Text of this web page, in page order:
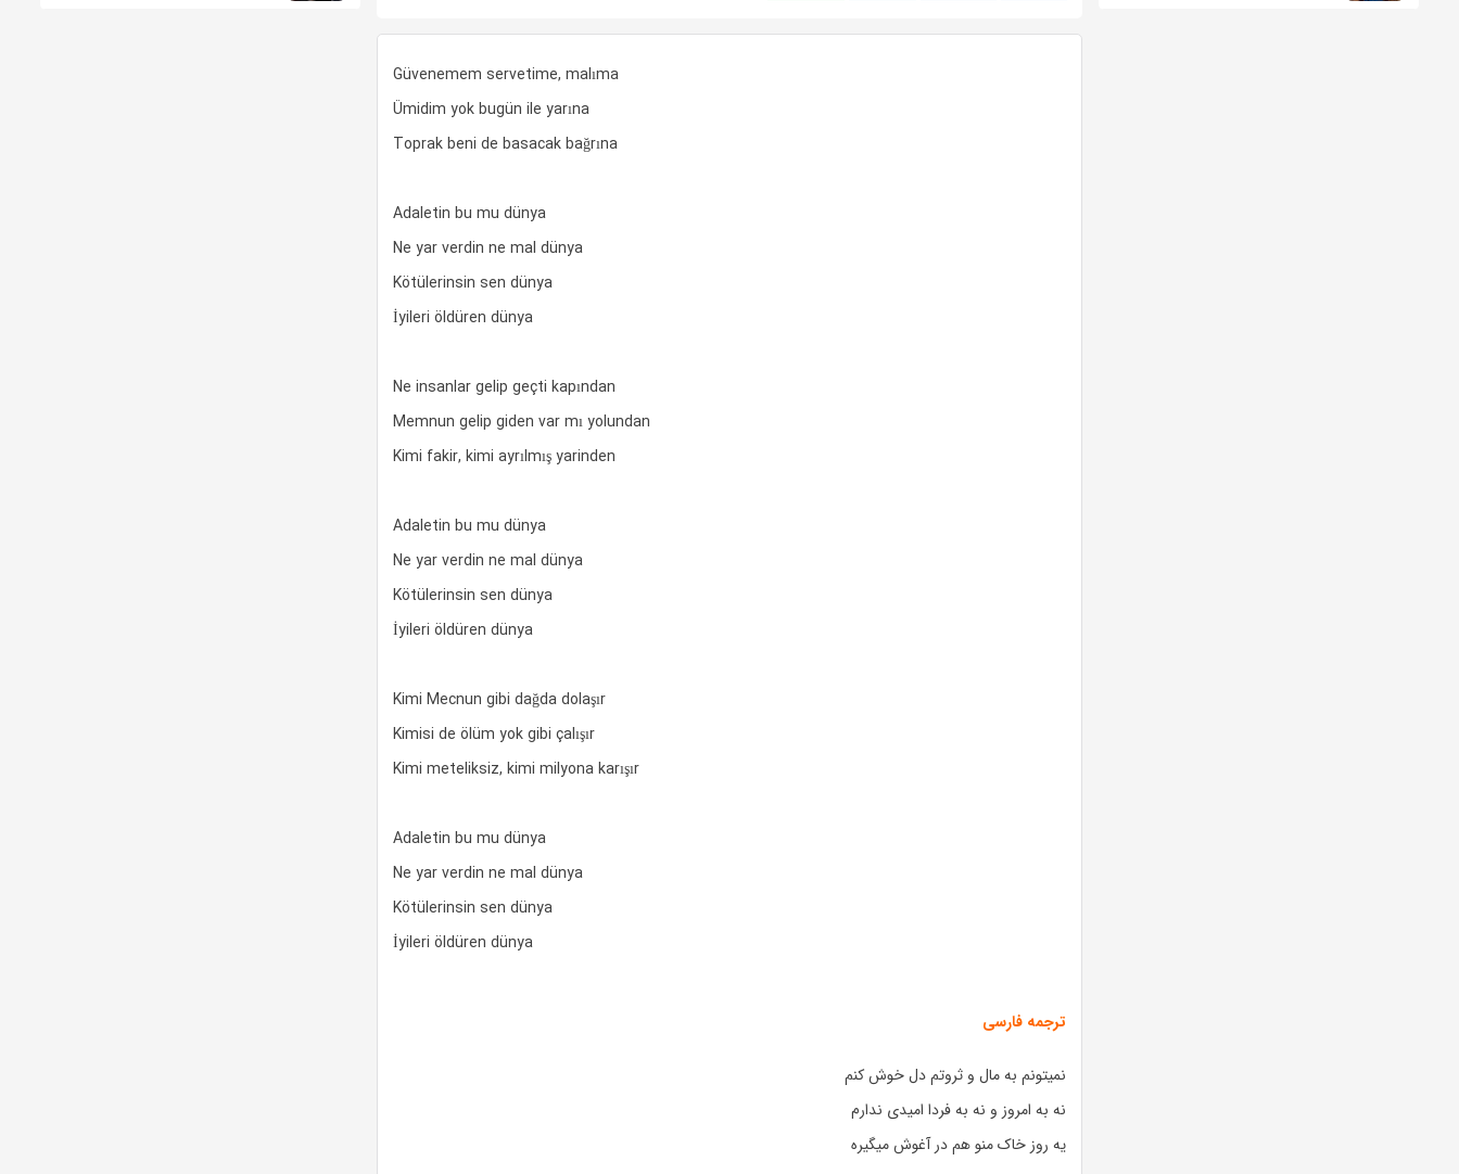
Güvenemem servetime, malıma
Ümidim yok bugün ile yarına
Toprak beni de basacak bağrına
Adaletin bu mu dünya
Ne yar verdin ne mal dünya
Kötülerinsin sen dünya
İyileri öldüren dünya
Ne insanlar gelip geçti kapından
Memnun gelip giden var mı yolundan
Kimi fakir, kimi ayrılmış yarinden
Adaletin bu mu dünya
Ne yar verdin ne mal dünya
Kötülerinsin sen dünya
İyileri öldüren dünya
Kimi Mecnun gibi dağda dolaşır
Kimisi de ölüm yok gibi çalışır
Kimi meteliksiz, kimi milyona karışır
Adaletin bu mu dünya
Ne yar verdin ne mal dünya
Kötülerinsin sen dünya
İyileri öldüren dünya
ترجمه فارسی
نمیتونم به مال و ثروتم دل خوش کنم
نه به امروز و نه به فردا امیدی ندارم
یه روز خاک منو هم در آغوش میگیره